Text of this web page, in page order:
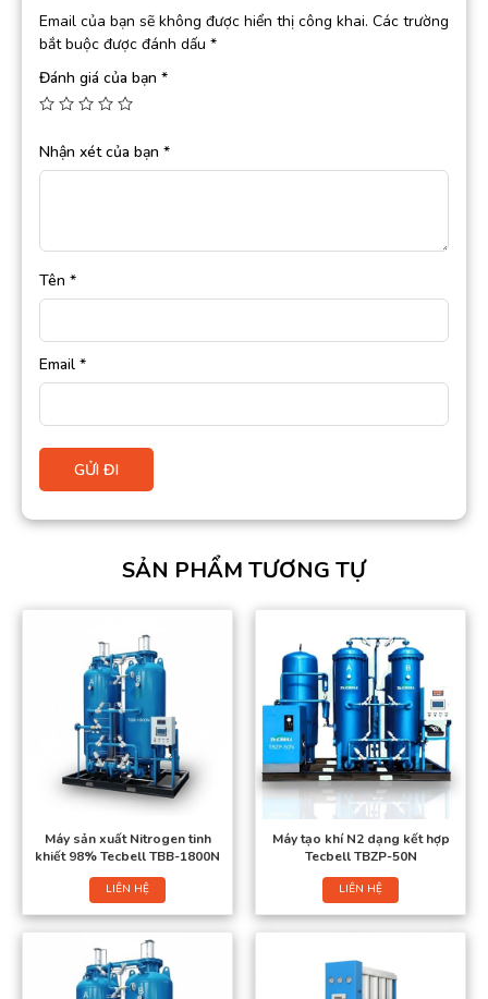
Email của bạn sẽ không được hiển thị công khai. Các trường
bắt buộc được đánh dấu *
Đánh giá của bạn *
Nhận xét của bạn *
Tên *
Email *
SẢN PHẨM TƯƠNG TỰ
Máy sản xuất Nitrogen tinh
khiết 98% Tecbell TBB-1800N
LIÊN HỆ
Máy tạo khí N2 dạng kết hợp
Tecbell TBZP-50N
LIÊN HỆ